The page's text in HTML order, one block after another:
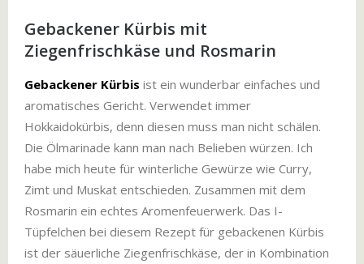
Gebackener Kürbis mit
Ziegenfrischkäse und Rosmarin
Gebackener Kürbis ist ein wunderbar einfaches und
aromatisches Gericht. Verwendet immer
Hokkaidokürbis, denn diesen muss man nicht schälen.
Die Ölmarinade kann man nach Belieben würzen. Ich
habe mich heute für winterliche Gewürze wie Curry,
Zimt und Muskat entschieden. Zusammen mit dem
Rosmarin ein echtes Aromenfeuerwerk. Das I-
Tüpfelchen bei diesem Rezept für gebackenen Kürbis
ist der säuerliche Ziegenfrischkäse, der in Kombination